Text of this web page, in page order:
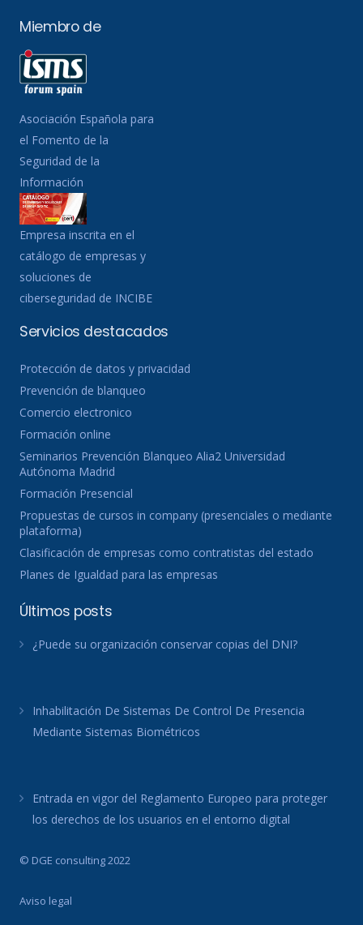
Miembro de
Asociación Española para
el Fomento de la
Seguridad de la
Información
Empresa inscrita en el
catálogo de empresas y
soluciones de
ciberseguridad de INCIBE
Servicios destacados
Protección de datos y privacidad
Prevención de blanqueo
Comercio electronico
Formación online
Seminarios Prevención Blanqueo Alia2 Universidad
Autónoma Madrid
Formación Presencial
Propuestas de cursos in company (presenciales o mediante
plataforma)
Clasificación de empresas como contratistas del estado
Planes de Igualdad para las empresas
Últimos posts
¿Puede su organización conservar copias del DNI?
Inhabilitación De Sistemas De Control De Presencia
Mediante Sistemas Biométricos
Entrada en vigor del Reglamento Europeo para proteger
los derechos de los usuarios en el entorno digital
© DGE consulting 2022
Aviso legal